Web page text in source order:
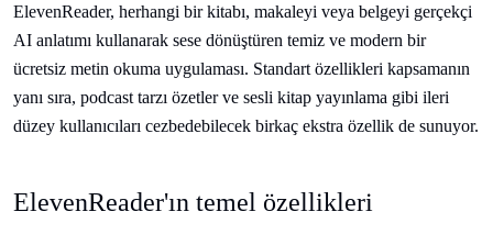
ElevenReader, herhangi bir kitabı, makaleyi veya belgeyi gerçekçi
AI anlatımı kullanarak sese dönüştüren temiz ve modern bir
ücretsiz metin okuma uygulaması. Standart özellikleri kapsamanın
yanı sıra, podcast tarzı özetler ve sesli kitap yayınlama gibi ileri
düzey kullanıcıları cezbedebilecek birkaç ekstra özellik de sunuyor.
ElevenReader'ın temel özellikleri